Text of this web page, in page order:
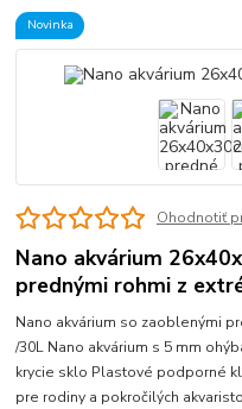
Novinka
Ohodnotiť
Nano akvárium
prednými rohmi z
Nano akvárium so zaoblenými
/30L Nano akvárium s 5 mm
krycie sklo Plastové podporné
pre rodiny a pokročilých